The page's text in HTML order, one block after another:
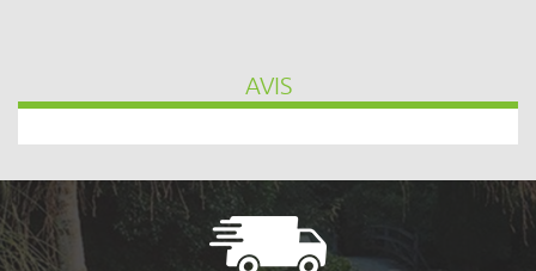
AVIS